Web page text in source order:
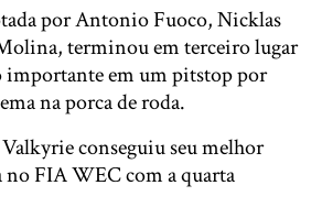
porAntonio Fuoco,Nicklas
, terminou em terceiro lugar
importante em um pitstop por
na porca de roda.
conseguiu seu melhor
no FIA WEC com a quarta